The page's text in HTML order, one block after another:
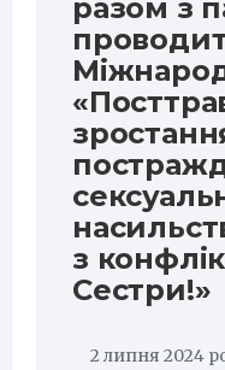
разом з
з
Сестри!»
2 липня 2024